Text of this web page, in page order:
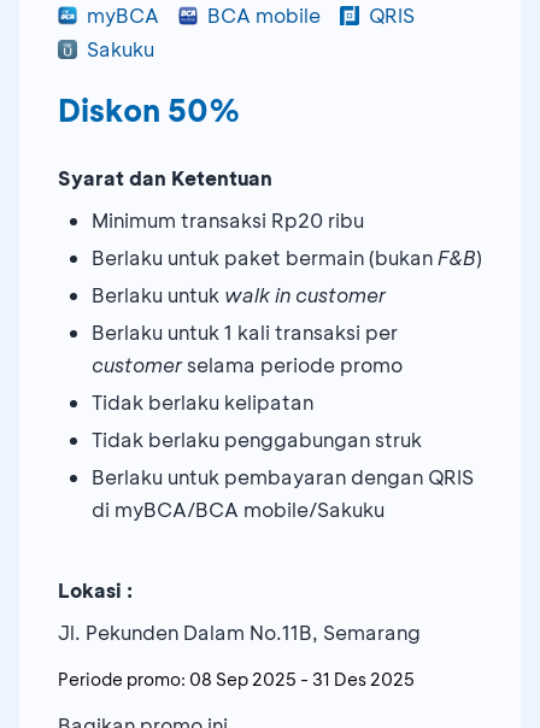
myBCA BCA mobile
QRIS
Sakuku
Diskon 50%
Syarat dan Ketentuan
Minimum transaksi Rp20 ribu
Berlaku untuk paket bermain (bukanF&B)
Berlaku untuk walk in customer
Berlaku untuk 1 kali transaksi per
customerselama periode promo
Tidak berlaku kelipatan
Tidak berlaku penggabungan struk
Berlaku untuk pembayaran dengan QRIS
di myBCA/BCA mobile/Sakuku
Lokasi :
Jl. Pekunden Dalam No.11B, Semarang
Periode promo: 08 Sep 2025 - 31 Des 2025